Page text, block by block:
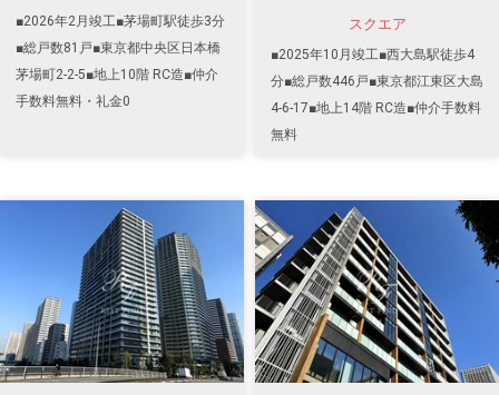
■2026年2月竣工■茅場町駅徒歩3分
■総戸数81戸■東京都中央区日本橋
茅場町2-2-5■地上10階 RC造■仲介
手数料無料・礼金0
スクエア
■2025年10月竣工■西大島駅徒歩4
分■総戸数446戸■東京都江東区大島
4-6-17■地上14階 RC造■仲介手数料
無料